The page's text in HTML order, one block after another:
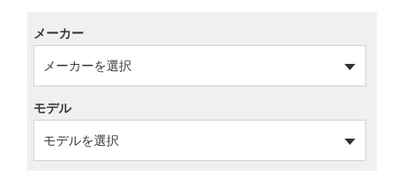
メーカー
モデル